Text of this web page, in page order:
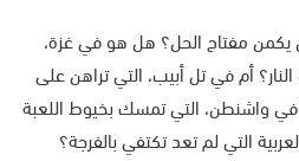
يكمن مفتاح الحل؟ هل هو في غزة،
أم في تل أبيب، التي تراهن على
واشنطن، التي تمسك بخيوط اللعبة
التي لم تعد تكتفي بالفرجة؟